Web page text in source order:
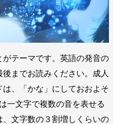
テーマです。英語の発音の
までお読みください。成人
、「かな」にしておおよそ
一文字で複数の音を表せる
文字数の３割増しくらいの